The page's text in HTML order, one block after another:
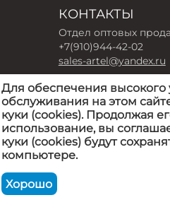
КОНТАКТЫ
Отдел оптовых
+7(910)944-42-02
sales-artel@yandex.ru
Интернет-магазин:
+7(910)940-16-54
arteldeti-
г. Тула, посёлок
7
Для обеспечения высокого
обслуживания на этом
куки (cookies). Продолжая
использование, вы
куки (cookies) будут
компьютере.
Хорошо